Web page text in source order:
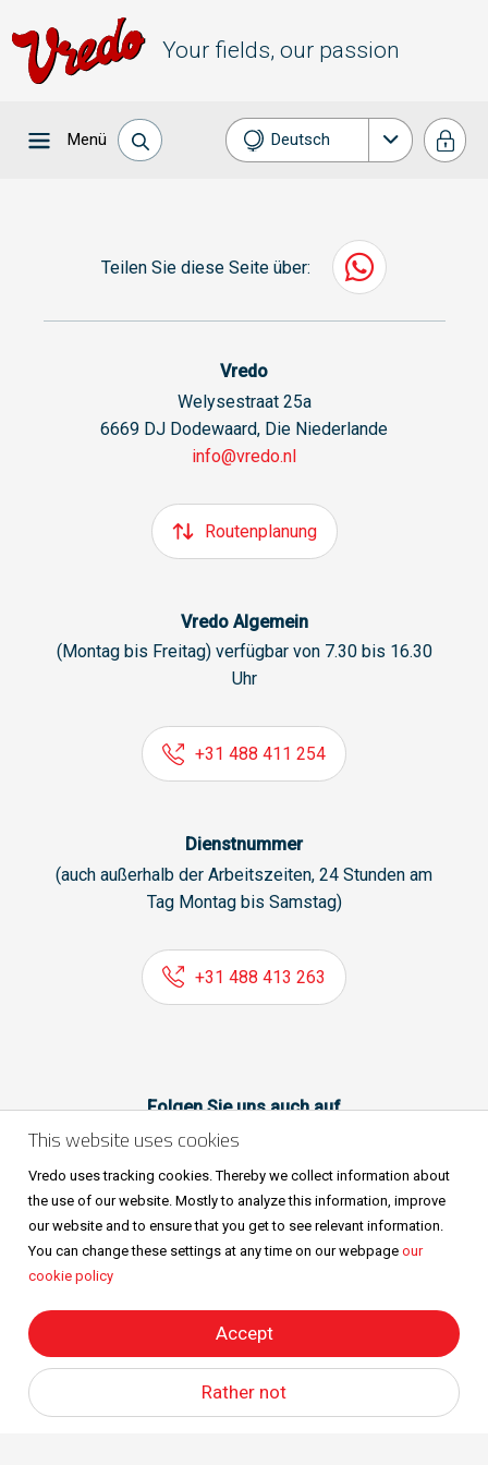
Your fields, our passion
Menü Deutsch
Français
Teilen Sie diese Seite über:
Vredo
Welysestraat 25a
6669 DJ Dodewaard, Die Niederlande
info@vredo.nl
Routenplanung
Vredo Algemein
(Montag bis Freitag) verfügbar von 7.30 bis 16.30
Uhr
+31 488 411 254
Dienstnummer
(auch außerhalb der Arbeitszeiten, 24 Stunden am
Tag Montag bis Samstag)
+31 488 413 263
Folgen Sie uns auch auf
Alle Rechte vorbehalten © Vredo 2026.
This website uses cookies
Vredo uses tracking cookies. Thereby we collect information about
the use of our website. Mostly to analyze this information, improve
our website and to ensure that you get to see relevant information.
You can change these settings at any time on our webpage our
cookie policy
Accept
Rather not